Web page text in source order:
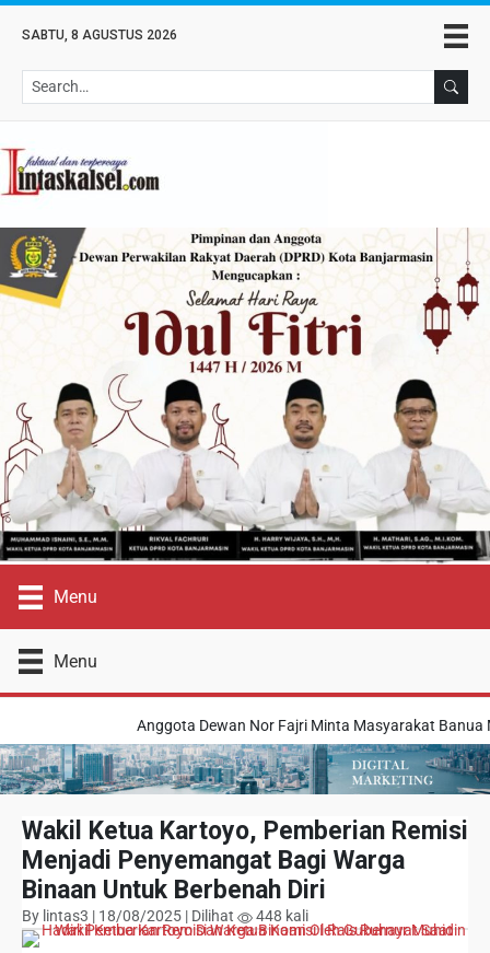
SABTU, 8 AGUSTUS 2026
Menu
Menu
Anggota Dewan Nor Fajri Minta Masyarakat Banua
Wakil Ketua Kartoyo, Pemberian Remisi
Menjadi Penyemangat Bagi Warga
Binaan Untuk Berbenah Diri
By lintas3 | 18/08/2025 | Dilihat 448 kali